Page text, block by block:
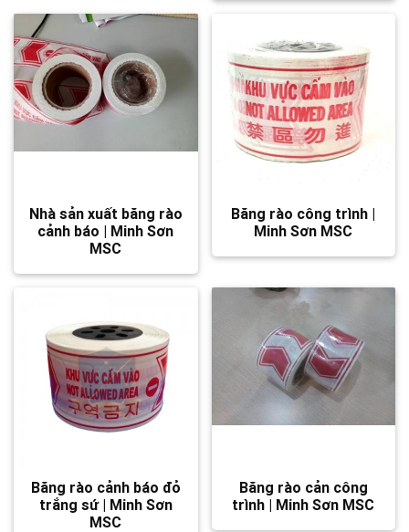
Nhà sản xuất băng rào
cảnh báo | Minh Sơn
MSC
Băng rào công trình |
Minh Sơn MSC
Băng rào cảnh báo đỏ
trắng sứ | Minh Sơn
MSC
Băng rào cản công
trình | Minh Sơn MSC